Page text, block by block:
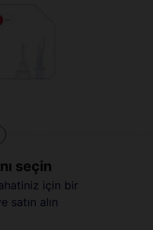
seçin
için bir
satın alın